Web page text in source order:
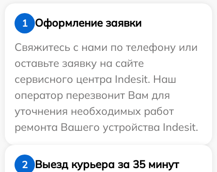
1
Оформление заявки
Свяжитесь с нами по телефону или
оставьте заявку на сайте
сервисного центра Indesit. Наш
оператор перезвонит Вам для
уточнения необходимых работ
ремонта Вашего устройства Indesit.
2
Выезд курьера за 35 минут